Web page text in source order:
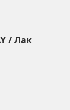
/ Лак